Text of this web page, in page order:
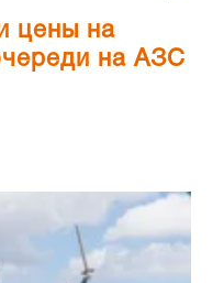
цены на
на АЗС